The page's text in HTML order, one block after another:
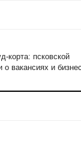
корта: псковской
вакансиях и